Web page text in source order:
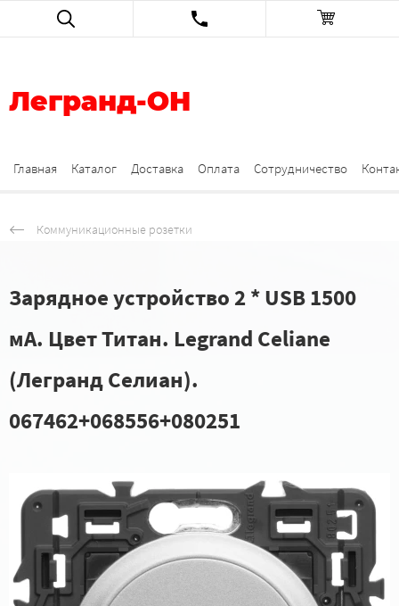
Легранд-ОН
Главная Каталог Доставка Оплата Сотрудничество
Коммуникационные розетки
Зарядное устройство 2 * USB 1500
мА. Цвет Титан. Legrand Celiane
(Легранд Селиан).
067462+068556+080251